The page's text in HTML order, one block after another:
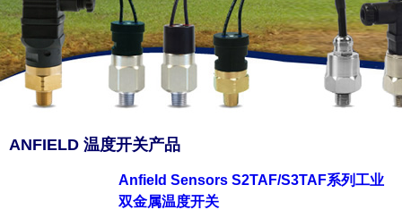
ANFIELD 温度开关产品
Anfield Sensors S2TAF/S3TAF系列工业
双金属温度开关